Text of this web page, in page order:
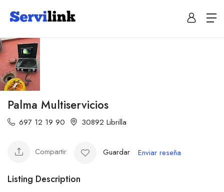
Palma Multiservicios
697 12 19 90 30892 Librilla
Compartir Guardar Enviar reseña
Listing Description